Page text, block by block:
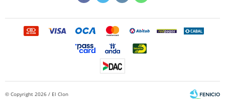
© Copyright 2026 / El Clon